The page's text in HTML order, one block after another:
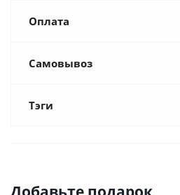
Оплата
Самовывоз
Тэги